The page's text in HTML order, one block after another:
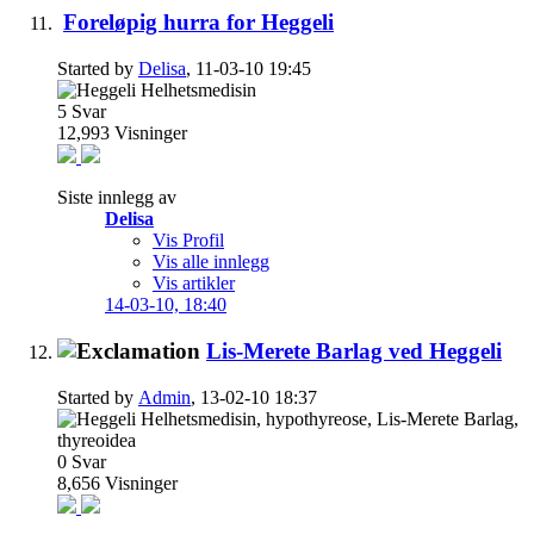
Foreløpig hurra for Heggeli
Started by Delisa, 11-03-10 19:45
5 Svar
12,993 Visninger
Siste innlegg av
Delisa
Vis Profil
Vis alle innlegg
Vis artikler
14-03-10, 18:40
Lis-Merete Barlag ved Heggeli
Started by Admin, 13-02-10 18:37
0 Svar
8,656 Visninger